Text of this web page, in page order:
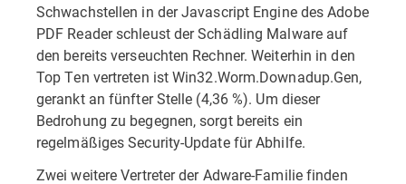
Schwachstellen in der Javascript Engine des Adobe
PDF Reader schleust der Schädling Malware auf
den bereits verseuchten Rechner. Weiterhin in den
Top Ten vertreten ist Win32.Worm.Downadup.Gen,
gerankt an fünfter Stelle (4,36 %). Um dieser
Bedrohung zu begegnen, sorgt bereits ein
regelmäßiges Security-Update für Abhilfe.
Zwei weitere Vertreter der Adware-Familie finden